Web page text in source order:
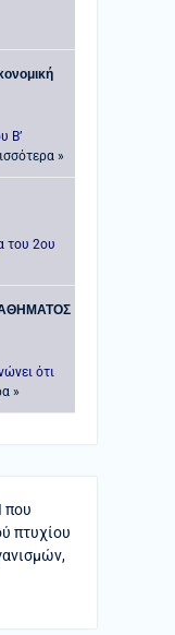
Β’
»
του 2ου
ότι
»
που
πτυχίου